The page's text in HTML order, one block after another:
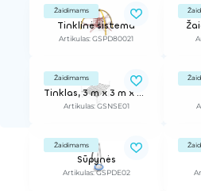
Žaidimams
Tinklinė sistema
Artikulas: GSPD80021
Žaidimams
Tinklas, 3 m x 3 m x 2,5 m
Artikulas: GSNSE01
Žaidimams
Sūpynės
Artikulas: GSPDE02